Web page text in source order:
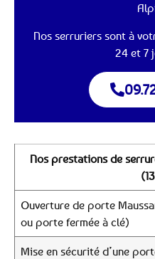
Nos serruriers sont à
24 et 7
Nos prestations de
Ouverture de porte
ou porte fermée à clé)
Mise en sécurité d’une